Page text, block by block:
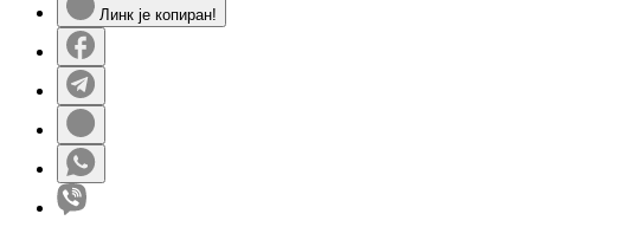
Линк је копиран!